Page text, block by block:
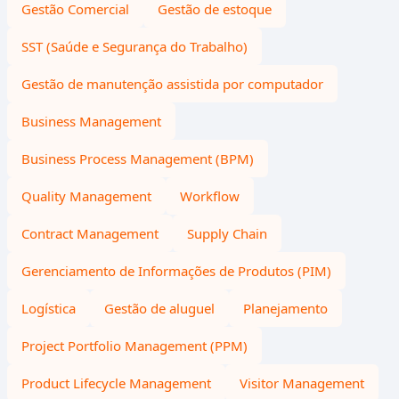
Gestão Comercial Gestão de estoque
SST (Saúde e Segurança do Trabalho)
Gestão de manutenção assistida por computador
Business Management
Business Process Management (BPM)
Quality Management Workflow
Contract Management Supply Chain
Gerenciamento de Informações de Produtos (PIM)
Logística Gestão de aluguel Planejamento
Project Portfolio Management (PPM)
Product Lifecycle Management Visitor Management